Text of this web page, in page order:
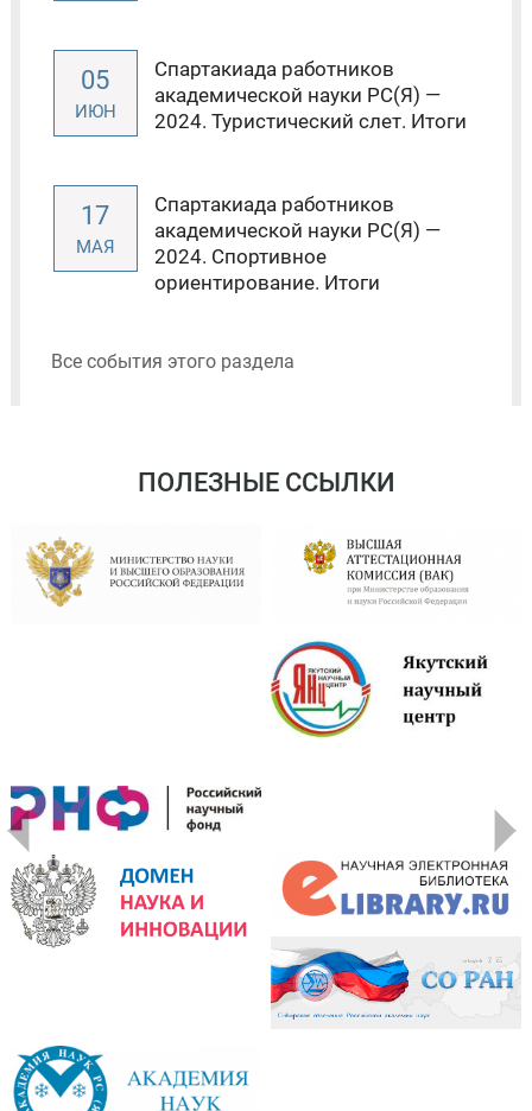
05
ИЮН
Спартакиада работников
академической науки РС(Я) —
2024. Туристический слет. Итоги
17
МАЯ
Спартакиада работников
академической науки РС(Я) —
2024. Спортивное
ориентирование. Итоги
Все события этого раздела
ПОЛЕЗНЫЕ ССЫЛКИ